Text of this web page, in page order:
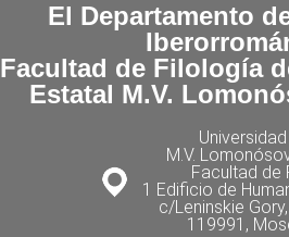
El Departamento
Facultad de Filología
Estatal M.V.
M.V.
Facultad de
1 Edificio de
с/Leninskie
119991,